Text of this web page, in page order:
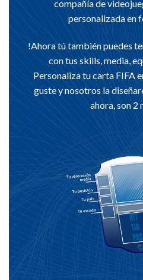
compañía de
personalizada en
!Ahora tú también puedes
con tus skills, media,
Personaliza tu carta FIFA
guste y nosotros la
ahora, son 2